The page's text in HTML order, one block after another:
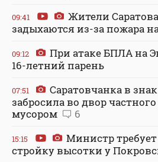
09:41
Жители
задыхаются из-за пожара
09:12
При атаке БПЛА на
16-летний парень
07:51
Саратовчанка в
забросила во двор
мусором
6
15:15
Министр
стройку высотки у